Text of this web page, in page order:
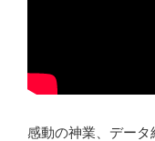
感動の神業、データ